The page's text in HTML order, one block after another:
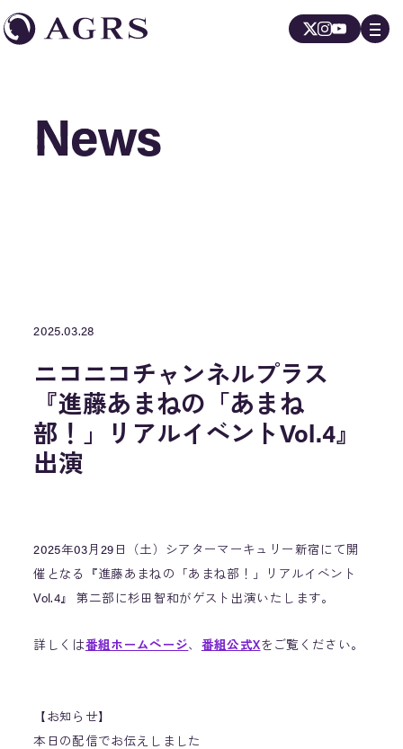
News
News
2025.03.28
ニコニコチャンネルプラス
『進藤あまねの「あまね
部！」リアルイベントVol.4』
出演
2025年03月29日（土）シアターマーキュリー新宿にて開
催となる『進藤あまねの「あまね部！」リアルイベント
Vol.4』 第二部に杉田智和がゲスト出演いたします。
詳しくは番組ホームページ、 番組公式Xをご覧ください。
【お知らせ】
本日の配信でお伝えしました